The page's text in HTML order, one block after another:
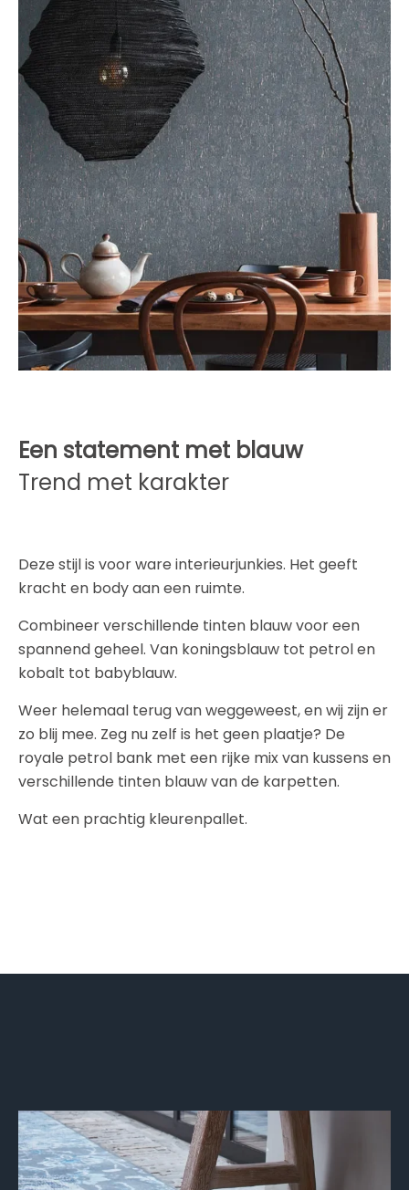
Een statement met blauw
Trend met karakter
Deze stijl is voor ware interieurjunkies. Het geeft
kracht en body aan een ruimte.
Combineer verschillende tinten blauw voor een
spannend geheel. Van koningsblauw tot petrol en
kobalt tot babyblauw.
Weer helemaal terug van weggeweest, en wij zijn er
zo blij mee. Zeg nu zelf is het geen plaatje? De
royale petrol bank met een rijke mix van kussens en
verschillende tinten blauw van de karpetten.
Wat een prachtig kleurenpallet.